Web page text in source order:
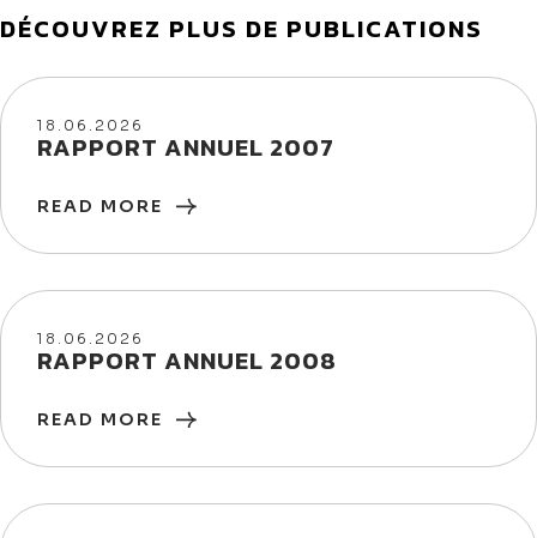
DÉCOUVREZ PLUS DE PUBLICATIONS
18/06/2026
18.06.2026
RAPPORT ANNUEL 2007
READ MORE
18/06/2026
18.06.2026
RAPPORT ANNUEL 2008
READ MORE